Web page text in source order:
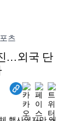
츠
…외국 단